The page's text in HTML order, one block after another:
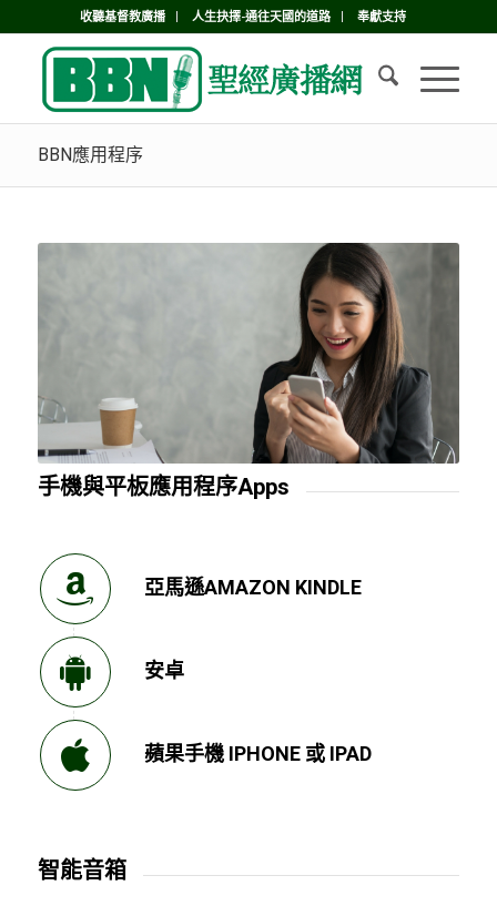
收聽基督教廣播 人生抉擇-通往天國的道路 奉獻支持
BBN應用程序
手機與平板應用程序Apps
亞馬遜AMAZON KINDLE
安卓
蘋果手機 IPHONE 或 IPAD
智能音箱